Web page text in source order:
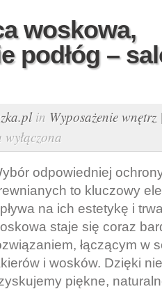
woskowa,
podłóg –
in Wyposażenie wnętrz
wyłączona
odpowiedniej
to kluczowy
na ich estetykę i
staje się coraz
łączącym w
i wosków. Dzięki
piękne,